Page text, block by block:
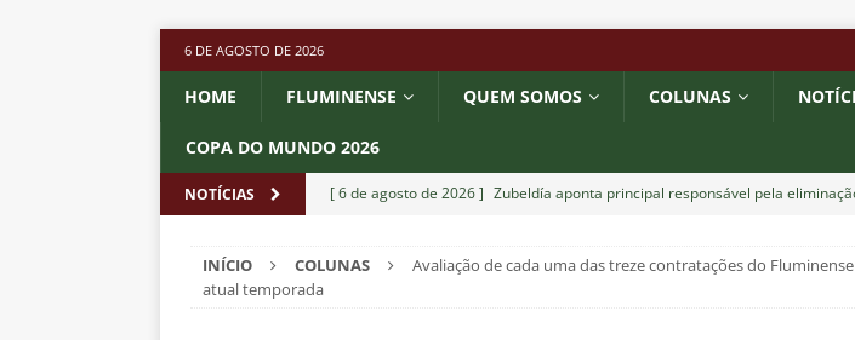
6 DE AGOSTO DE 2026
HOME FLUMINENSE QUEM SOMOS COLUNAS
COPA DO MUNDO 2026
NOTÍCIAS [ 6 de agosto de 2026 ] Zubeldía aponta principal responsável pela
[ 6 de agosto de 2026 ] Notas das atuações: Fluminense 1 x 3 Vasco – Copa
INÍCIO COLUNAS
Avaliação de cada uma das treze contratações do
atual temporada